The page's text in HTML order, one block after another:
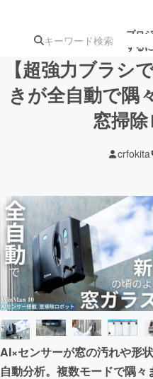
プロ
する
注目のリ 注目の新
テクノロジー・ガ
映像・映画
ビジネス・起業
まちづくり・地域
【超強力ブラシ
きが全自動で隅
窓掃
crfokita
AI×センサーが窓の汚れや形
自動分析。複数モードで隅々